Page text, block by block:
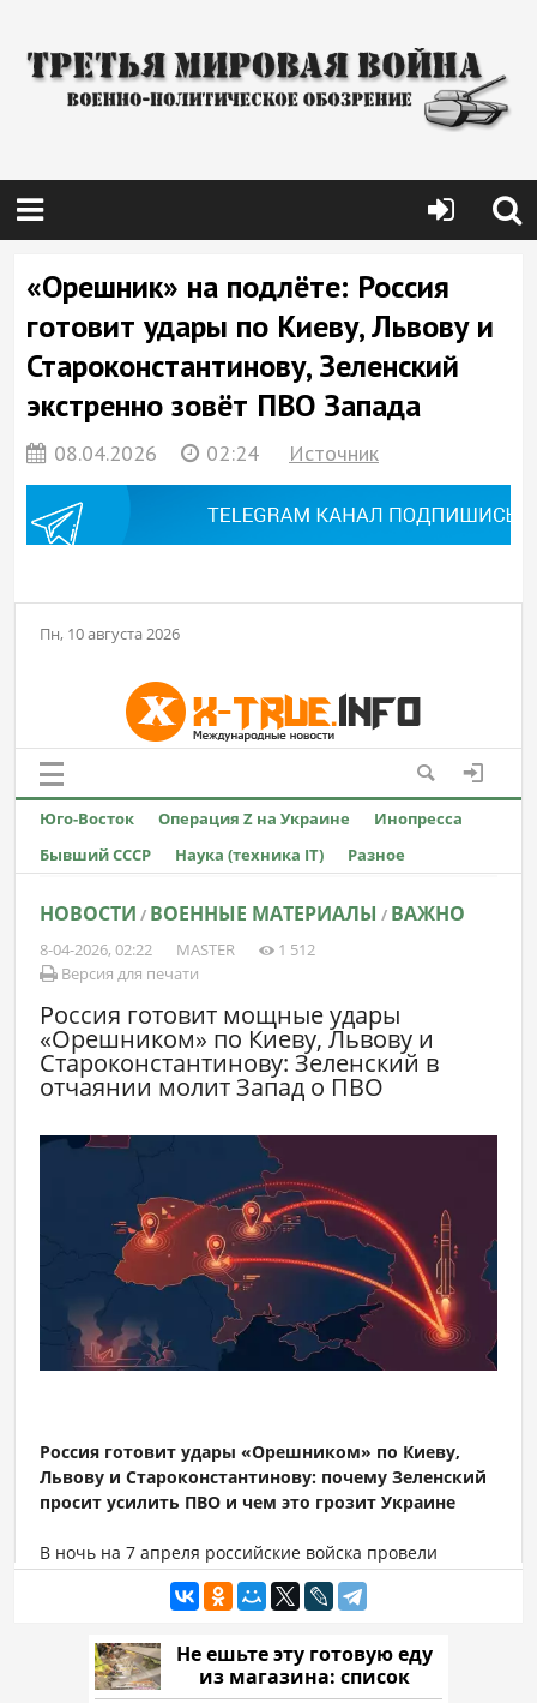
«Орешник» на подлёте: Россия
готовит удары по Киеву, Львову и
Староконстантинову, Зеленский
экстренно зовёт ПВО Запада
08.04.2026 02:24 Источник
Не ешьте эту готовую еду
из магазина: список